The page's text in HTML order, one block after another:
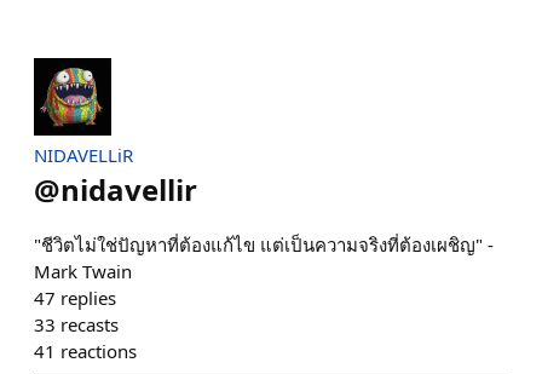
NIDAVELLiR
@nidavellir
"ชีวิตไม่ใช่ปัญหาที่ต้องแก้ไข แต่เป็นความจริงที่ต้องเผชิญ" -
Mark Twain
47 replies
33 recasts
41 reactions